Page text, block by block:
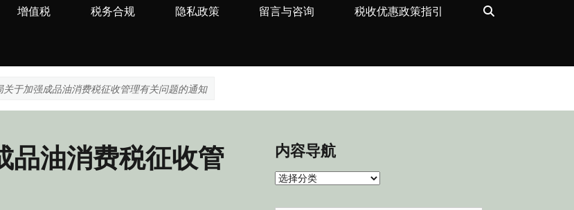
增值税 税务合规 隐私政策 留言与咨询 税收优惠政策指引
关于加强成品油消费税征收管理有关问题的通知
品油消费税征收管
内容导航
内